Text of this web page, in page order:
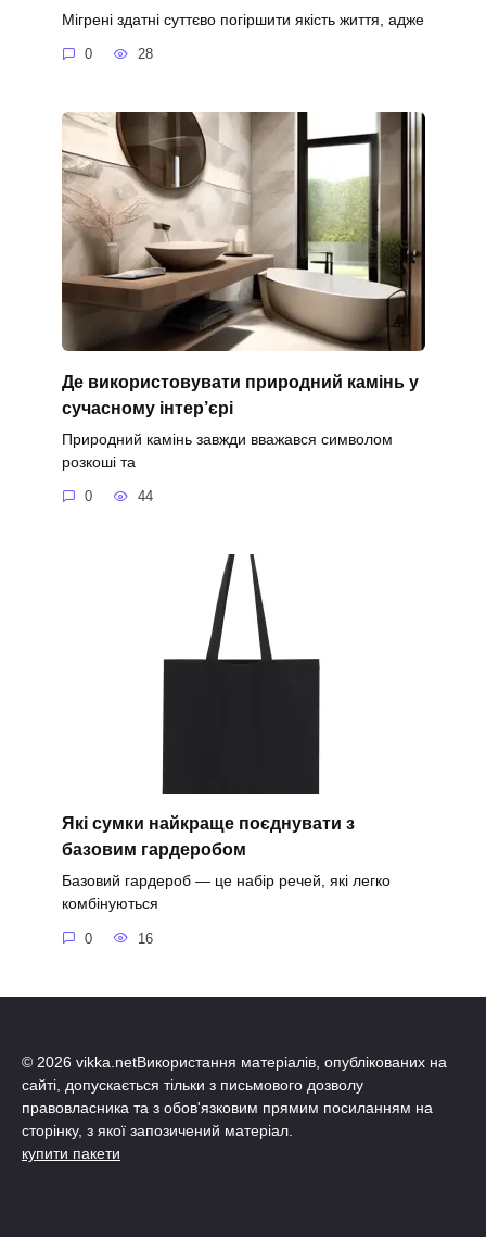
Мігрені здатні суттєво погіршити якість життя, адже
0 28
Де використовувати природний камінь у
сучасному інтер’єрі
Природний камінь завжди вважався символом
розкоші та
0 44
Які сумки найкраще поєднувати з
базовим гардеробом
Базовий гардероб — це набір речей, які легко
комбінуються
0 16
© 2026 vikka.netВикористання матеріалів, опублікованих на
сайті, допускається тільки з письмового дозволу
правовласника та з обов'язковим прямим посиланням на
сторінку, з якої запозичений матеріал.
купити пакети